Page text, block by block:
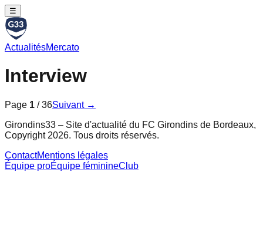
☰
ActualitésMercato
Interview
Page 1 /36Suivant →
Girondins33 – Site d'actualité du FC Girondins de Bordeaux,
Copyright 2026. Tous droits réservés.
ContactMentions légales
Équipe proÉquipe féminineClub